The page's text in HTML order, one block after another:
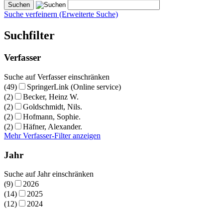
Suche verfeinern (Erweiterte Suche)
Suchfilter
Verfasser
Suche auf Verfasser einschränken
(49)
SpringerLink (Online service)
(2)
Becker, Heinz W.
(2)
Goldschmidt, Nils.
(2)
Hofmann, Sophie.
(2)
Häfner, Alexander.
Mehr Verfasser-Filter anzeigen
Jahr
Suche auf Jahr einschränken
(9)
2026
(14)
2025
(12)
2024